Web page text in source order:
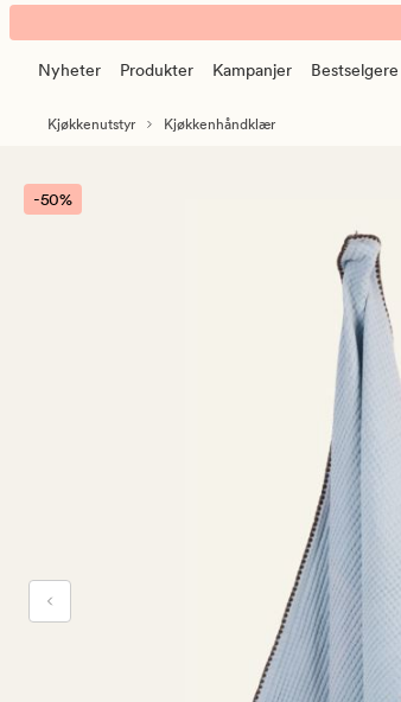
Felicia
kjøkkenhåndkle
multi
banner.
Klikk
pause.
Nyheter Produkter Kampanjer Bestselgere
Kjøkkenutstyr Kjøkkenhåndklær
-50%